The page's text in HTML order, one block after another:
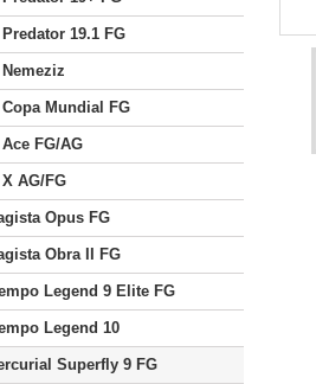
19.1 FG
Mundial FG
FG/AG
AG/FG
Opus FG
Obra II FG
Legend 9 Elite FG
Legend 10
Superfly 9 FG